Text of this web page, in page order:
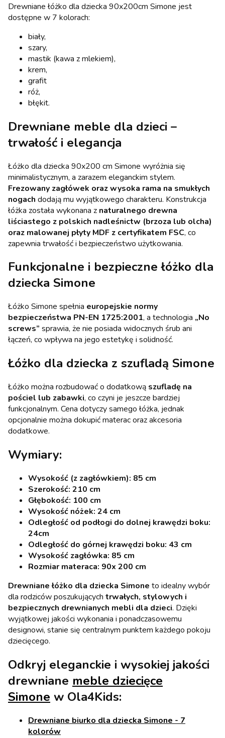
Drewniane łóżko dla dziecka 90x200cm Simone jest
dostępne w 7 kolorach:
biały,
szary,
mastik (kawa z mlekiem),
krem,
grafit
róż,
błękit.
Drewniane meble dla dzieci –
trwałość i elegancja
Łóżko dla dziecka 90x200 cm Simone wyróżnia się
minimalistycznym, a zarazem eleganckim stylem.
Frezowany zagłówek oraz wysoka rama na smukłych
nogach dodają mu wyjątkowego charakteru. Konstrukcja
łóżka została wykonana z naturalnego drewna
liściastego z polskich nadleśnictw (brzoza lub olcha)
oraz malowanej płyty MDF z certyfikatem FSC, co
zapewnia trwałość i bezpieczeństwo użytkowania.
Funkcjonalne i bezpieczne łóżko dla
dziecka Simone
Łóżko Simone spełnia europejskie normy
bezpieczeństwa PN-EN 1725:2001, a technologia „No
screws” sprawia, że nie posiada widocznych śrub ani
łączeń, co wpływa na jego estetykę i solidność.
Łóżko dla dziecka z szufladą Simone
Łóżko można rozbudować o dodatkową szufladę na
pościel lub zabawki, co czyni je jeszcze bardziej
funkcjonalnym. Cena dotyczy samego łóżka, jednak
opcjonalnie można dokupić materac oraz akcesoria
dodatkowe.
Wymiary:
Wysokość (z zagłówkiem): 85 cm
Szerokość: 210 cm
Głębokość: 100 cm
Wysokość nóżek: 24 cm
Odległość od podłogi do dolnej krawędzi boku:
24cm
Odległość do górnej krawędzi boku: 43 cm
Wysokość zagłówka: 85 cm
Rozmiar materaca: 90x 200 cm
Drewniane łóżko dla dziecka Simone to idealny wybór
dla rodziców poszukujących trwałych, stylowych i
bezpiecznych drewnianych mebli dla dzieci. Dzięki
wyjątkowej jakości wykonania i ponadczasowemu
designowi, stanie się centralnym punktem każdego pokoju
dziecięcego.
Odkryj eleganckie i wysokiej jakości
drewniane meble dziecięce
Simone w Ola4Kids:
Drewniane biurko dla dziecka Simone - 7
kolorów